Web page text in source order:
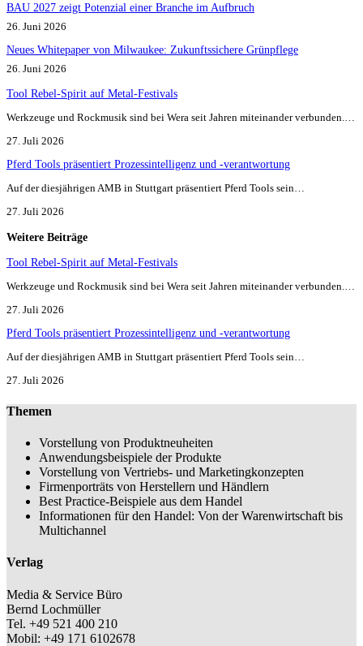
BAU 2027 zeigt Potenzial einer Branche im Aufbruch​
26. Juni 2026
Neues Whitepaper von Milwaukee: Zukunftssichere Grünpflege
26. Juni 2026
Tool Rebel-Spirit auf Metal-Festivals
Werkzeuge und Rockmusik sind bei Wera seit Jahren miteinander verbunden.…
27. Juli 2026
Pferd Tools präsentiert Prozessintelligenz und -verantwortung
Auf der diesjährigen AMB in Stuttgart präsentiert Pferd Tools sein…
27. Juli 2026
Weitere Beiträge
Tool Rebel-Spirit auf Metal-Festivals
Werkzeuge und Rockmusik sind bei Wera seit Jahren miteinander verbunden.…
27. Juli 2026
Pferd Tools präsentiert Prozessintelligenz und -verantwortung
Auf der diesjährigen AMB in Stuttgart präsentiert Pferd Tools sein…
27. Juli 2026
Themen
Vorstellung von Produktneuheiten
Anwendungsbeispiele der Produkte
Vorstellung von Vertriebs- und Marketingkonzepten
Firmenporträts von Herstellern und Händlern
Best Practice-Beispiele aus dem Handel
Informationen für den Handel: Von der Warenwirtschaft bis
Multichannel
Verlag
Media & Service Büro
Bernd Lochmüller
Tel. +49 521 400 210
Mobil: +49 171 6102678